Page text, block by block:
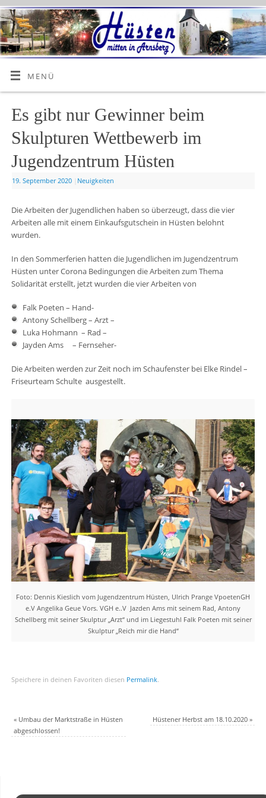
MENÜ
Es gibt nur Gewinner beim
Skulpturen Wettbewerb im
Jugendzentrum Hüsten
19. September 2020 Neuigkeiten
Die Arbeiten der Jugendlichen haben so überzeugt, dass die vier
Arbeiten alle mit einem Einkaufsgutschein in Hüsten belohnt
wurden.
In den Sommerferien hatten die Jugendlichen im Jugendzentrum
Hüsten unter Corona Bedingungen die Arbeiten zum Thema
Solidarität erstellt, jetzt wurden die vier Arbeiten von
Falk Poeten – Hand-
Antony Schellberg – Arzt –
Luka Hohmann – Rad –
Jayden Ams – Fernseher-
Die Arbeiten werden zur Zeit noch im Schaufenster bei Elke Rindel –
Friseurteam Schulte ausgestellt.
Foto: Dennis Kieslich vom Jugendzentrum Hüsten, Ulrich Prange VpoetenGH
e.V Angelika Geue Vors. VGH e..V Jazden Ams mit seinem Rad, Antony
Schellberg mit seiner Skulptur „Arzt“ und im Liegestuhl Falk Poeten mit seiner
Skulptur „Reich mir die Hand“
Speichere in deinen Favoriten diesen Permalink.
«Umbau der Marktstraße in Hüsten
abgeschlossen!
Hüstener Herbst am 18.10.2020»